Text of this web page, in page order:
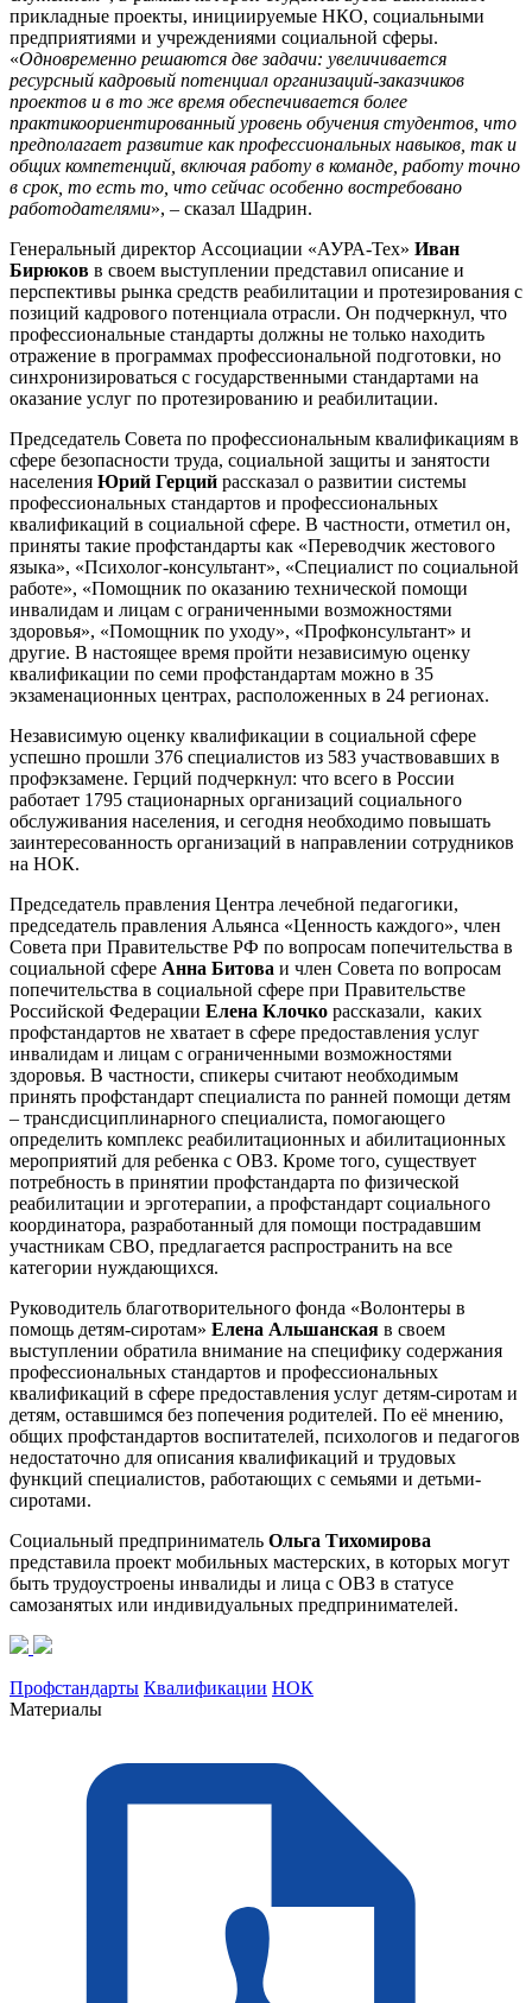
прикладные проекты, инициируемые НКО, социальными
предприятиями и учреждениями социальной сферы.
«Одновременно решаются две задачи: увеличивается
ресурсный кадровый потенциал организаций-заказчиков
проектов и в то же время обеспечивается более
практикоориентированный уровень обучения студентов, что
предполагает развитие как профессиональных навыков, так и
общих компетенций, включая работу в команде, работу точно
в срок, то есть то, что сейчас особенно востребовано
работодателями», – сказал Шадрин.
Генеральный директор Ассоциации «АУРА-Тех» Иван
Бирюков в своем выступлении представил описание и
перспективы рынка средств реабилитации и протезирования с
позиций кадрового потенциала отрасли. Он подчеркнул, что
профессиональные стандарты должны не только находить
отражение в программах профессиональной подготовки, но
синхронизироваться с государственными стандартами на
оказание услуг по протезированию и реабилитации.
Председатель Совета по профессиональным квалификациям в
сфере безопасности труда, социальной защиты и занятости
населения Юрий Герций рассказал о развитии системы
профессиональных стандартов и профессиональных
квалификаций в социальной сфере. В частности, отметил он,
приняты такие профстандарты как «Переводчик жестового
языка», «Психолог-консультант», «Специалист по социальной
работе», «Помощник по оказанию технической помощи
инвалидам и лицам с ограниченными возможностями
здоровья», «Помощник по уходу», «Профконсультант» и
другие. В настоящее время пройти независимую оценку
квалификации по семи профстандартам можно в 35
экзаменационных центрах, расположенных в 24 регионах.
Независимую оценку квалификации в социальной сфере
успешно прошли 376 специалистов из 583 участвовавших в
профэкзамене. Герций подчеркнул: что всего в России
работает 1795 стационарных организаций социального
обслуживания населения, и сегодня необходимо повышать
заинтересованность организаций в направлении сотрудников
на НОК.
Председатель правления Центра лечебной педагогики,
председатель правления Альянса «Ценность каждого», член
Совета при Правительстве РФ по вопросам попечительства в
социальной сфере Анна Битова и член Совета по вопросам
попечительства в социальной сфере при Правительстве
Российской Федерации Елена Клочко рассказали, каких
профстандартов не хватает в сфере предоставления услуг
инвалидам и лицам с ограниченными возможностями
здоровья. В частности, спикеры считают необходимым
принять профстандарт специалиста по ранней помощи детям
– трансдисциплинарного специалиста, помогающего
определить комплекс реабилитационных и абилитационных
мероприятий для ребенка с ОВЗ. Кроме того, существует
потребность в принятии профстандарта по физической
реабилитации и эрготерапии, а профстандарт социального
координатора, разработанный для помощи пострадавшим
участникам СВО, предлагается распространить на все
категории нуждающихся.
Руководитель благотворительного фонда «Волонтеры в
помощь детям-сиротам» Елена Альшанская в своем
выступлении обратила внимание на специфику содержания
профессиональных стандартов и профессиональных
квалификаций в сфере предоставления услуг детям-сиротам и
детям, оставшимся без попечения родителей. По её мнению,
общих профстандартов воспитателей, психологов и педагогов
недостаточно для описания квалификаций и трудовых
функций специалистов, работающих с семьями и детьми-
сиротами.
Социальный предприниматель Ольга Тихомирова
представила проект мобильных мастерских, в которых могут
быть трудоустроены инвалиды и лица с ОВЗ в статусе
самозанятых или индивидуальных предпринимателей.
Профстандарты Квалификации НОК
Материалы